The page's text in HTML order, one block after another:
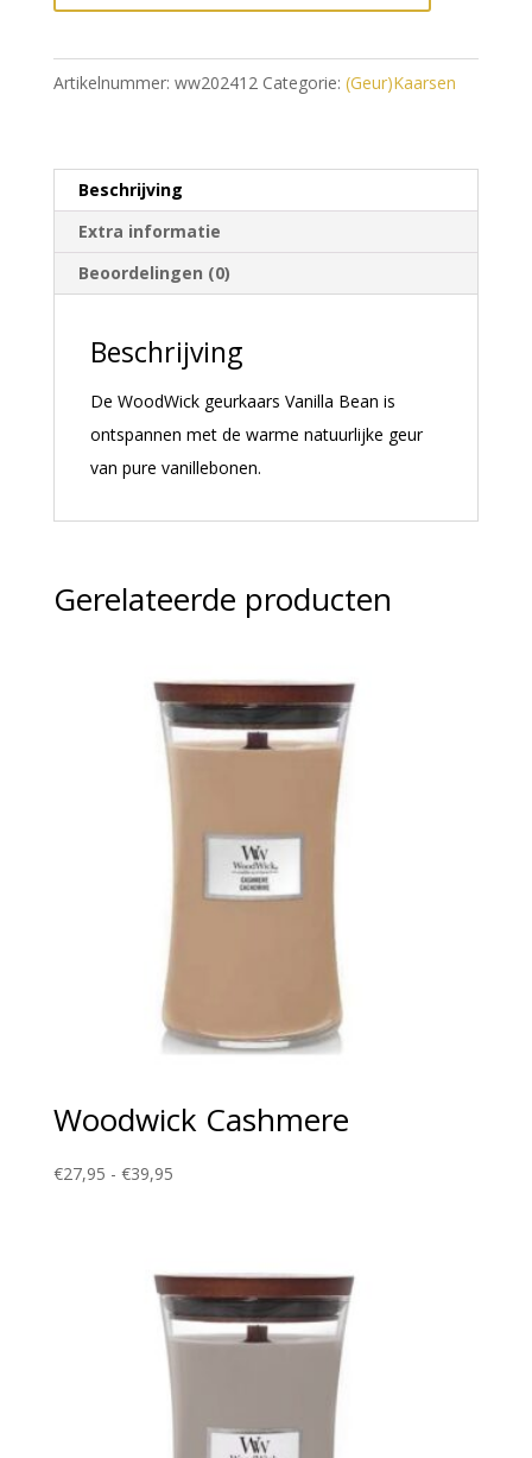
i
v
e
:
Artikelnummer: ww202412 Categorie: (Geur)Kaarsen
Beschrijving
Extra informatie
Beoordelingen (0)
Beschrijving
De WoodWick geurkaars Vanilla Bean is
ontspannen met de warme natuurlijke geur
van pure vanillebonen.
Gerelateerde producten
Woodwick Cashmere
€27,95 - €39,95Prijsklasse: